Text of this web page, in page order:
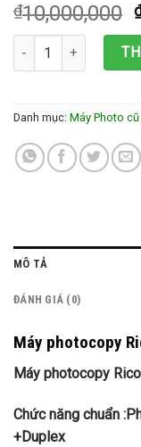
₫10,000,000
Máy photocopy
Danh mục: Máy Photo cũ
MÔ TẢ
ĐÁNH GIÁ (0)
Máy photocopy
Máy photocopy
Chức năng chuẩn
+Duplex